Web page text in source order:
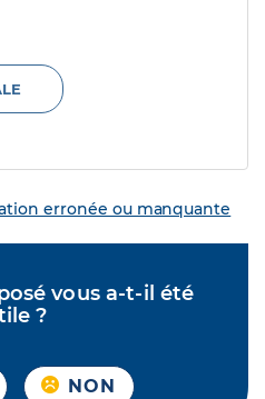
erronée ou manquante
vous a-t-il été
?
NON